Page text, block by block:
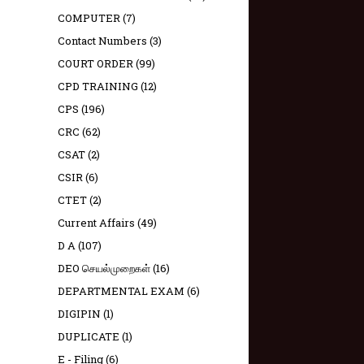
COMPUTER(7)
Contact Numbers (3)
COURT ORDER(99)
CPD TRAINING (12)
CPS (196)
CRC (62)
CSAT(2)
CSIR(6)
CTET(2)
Current Affairs (49)
D A(107)
DEO செயல்முறைகள்(16)
DEPARTMENTAL EXAM (6)
DIGIPIN (1)
DUPLICATE (1)
E - Filing(6)